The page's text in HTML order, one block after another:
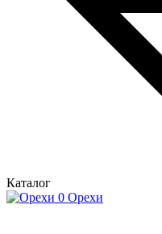
Каталог
Орехи